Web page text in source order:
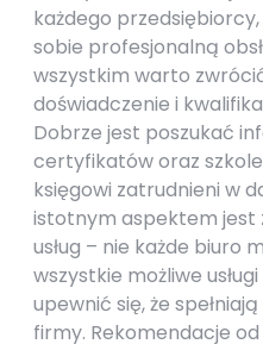
każdego
sobie profesjonalną
wszystkim warto
doświadczenie i
Dobrze jest poszukać
certyfikatów oraz
księgowi zatrudnieni w
istotnym aspektem jest
usług – nie każde biuro
wszystkie możliwe
upewnić się, że
firmy. Rekomendacje